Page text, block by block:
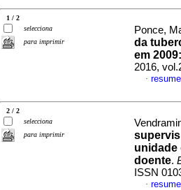
1 / 2
selecciona
para imprimir
Ponce,
da
em
2016,
·
2 / 2
selecciona
para imprimir
unidade
doente.
ISSN
·